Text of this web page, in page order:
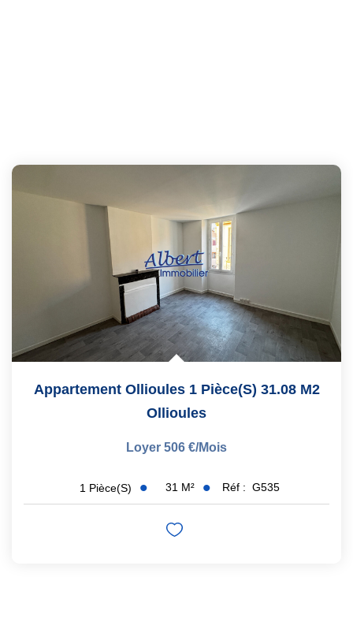
Appartement Ollioules 1 Pièce(s) 31.08 M2
Ollioules
Loyer 506 €/mois
1 Pièce(s) 31 M² Réf : G535